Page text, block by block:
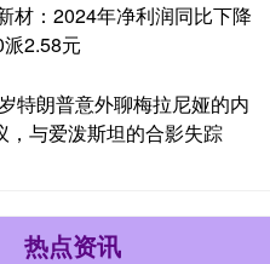
材：2024年净利润同比下降
2.58元
特朗普意外聊梅拉尼娅的内
，与爱泼斯坦的合影失踪
热点资讯